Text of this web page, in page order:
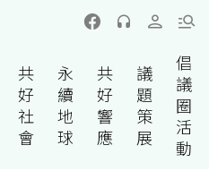
共
好
社
會
永
續
地
球
共
好
響
應
議
題
策
展
倡
議
圈
活
動